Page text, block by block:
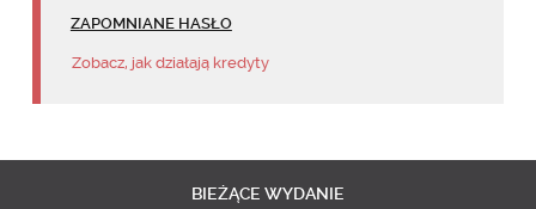
ZAPOMNIANE HASŁO
Zobacz, jak działają kredyty
BIEŻĄCE WYDANIE